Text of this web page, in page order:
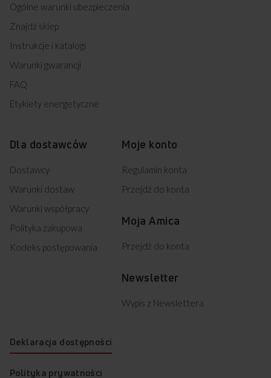
Ogólne warunki ubezpieczenia
Znajdź sklep
Instrukcje i katalogi
Warunki gwarancji
FAQ
Etykiety energetyczne
Dla dostawców
Dostawcy
Warunki dostaw
Warunki współpracy
Polityka zakupowa
Kodeks postępowania
Moje konto
Regulamin konta
Przejdź do konta
Moja Amica
Przejdź do konta
Newsletter
Wypis z Newslettera
Deklaracja dostępności
Polityka prywatności